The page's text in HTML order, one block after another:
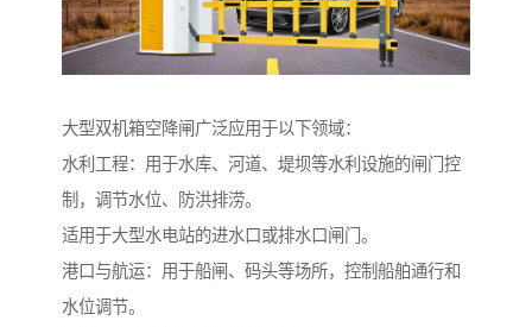
大型双机箱空降闸广泛应用于以下领域：
水利工程：用于水库、河道、堤坝等水利设施的闸门控
制，调节水位、防洪排涝。
适用于大型水电站的进水口或排水口闸门。
港口与航运：用于船闸、码头等场所，控制船舶通行和
水位调节。